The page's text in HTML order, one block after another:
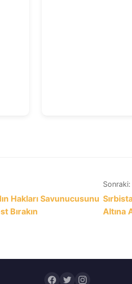
Hakları Savunucusunu
Bırakın
Sonraki:
Altına